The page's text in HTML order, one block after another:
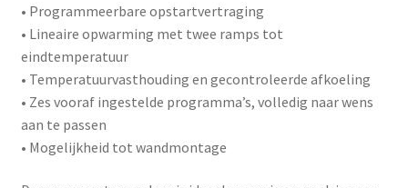
• Programmeerbare opstartvertraging
• Lineaire opwarming met twee ramps tot
eindtemperatuur
• Temperatuurvasthouding en gecontroleerde afkoeling
• Zes vooraf ingestelde programma’s, volledig naar wens
aan te passen
• Mogelijkheid tot wandmontage